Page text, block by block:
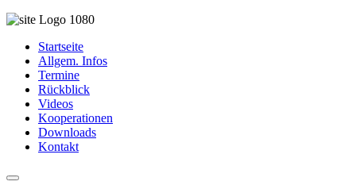
Startseite
Allgem. Infos
Termine
Rückblick
Videos
Kooperationen
Downloads
Kontakt